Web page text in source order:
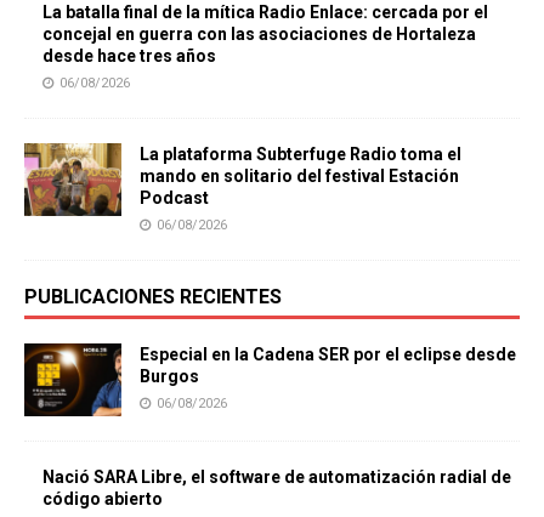
La batalla final de la mítica Radio Enlace: cercada por el
concejal en guerra con las asociaciones de Hortaleza
desde hace tres años
06/08/2026
La plataforma Subterfuge Radio toma el
mando en solitario del festival Estación
Podcast
06/08/2026
PUBLICACIONES RECIENTES
Especial en la Cadena SER por el eclipse desde
Burgos
06/08/2026
Nació SARA Libre, el software de automatización radial de
código abierto